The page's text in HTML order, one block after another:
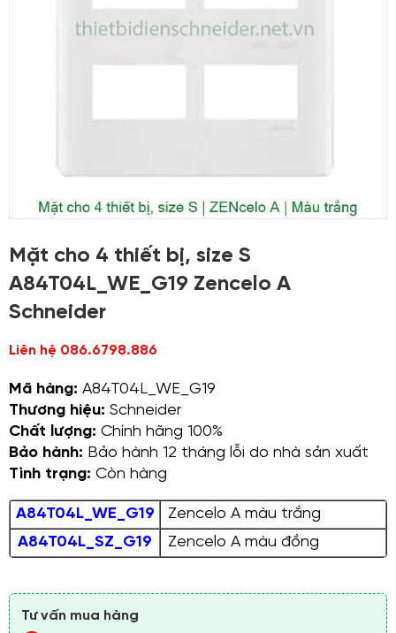
Mặt cho 4 thiết bị, size S
A84T04L_WE_G19 Zencelo A
Schneider
Liên hệ 086.6798.886
Mã hàng: A84T04L_WE_G19
Thương hiệu: Schneider
Chất lượng: Chính hãng 100%
Bảo hành: Bảo hành 12 tháng lỗi do nhà sản xuất
Tình trạng: Còn hàng
A84T04L_WE_G19
Zencelo A màu trắng
A84T04L_SZ_G19
Zencelo A màu đồng
Tư vấn mua hàng